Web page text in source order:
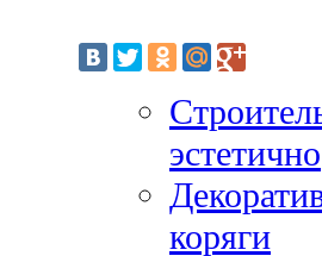
эстетично
коряги